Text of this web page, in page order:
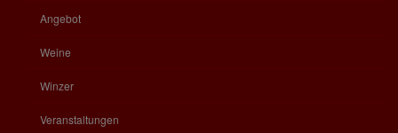
Angebot
Weine
Winzer
Veranstaltungen